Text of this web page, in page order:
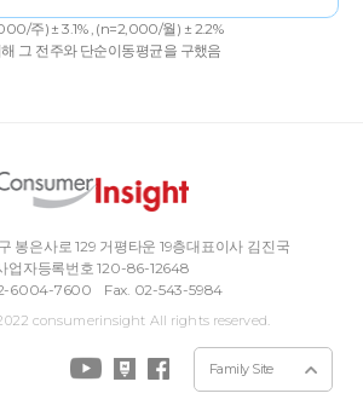
주) ± 3.1% , (n=2,000/월) ± 2.2%
그 전주와 단순이동평균을 구했음
봉은사로 129 거평타운 19층대표이사 김진국
업자등록번호 120-86-12648
6004-7600
Fax. 02-543-5984
consumerinsight All rights reserved.
Family Site